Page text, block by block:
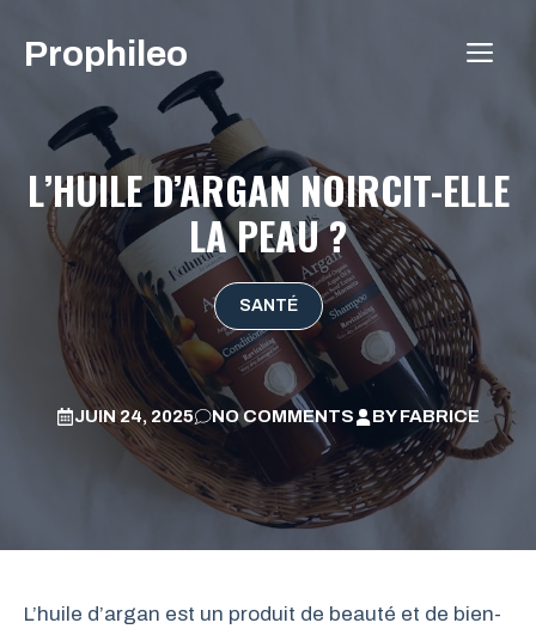
Prophileo
L’HUILE D’ARGAN NOIRCIT-ELLE
LA PEAU ?
SANTÉ
JUIN 24, 2025 NO COMMENTS BYFABRICE
L’huile d’argan est un produit de beauté et de bien-